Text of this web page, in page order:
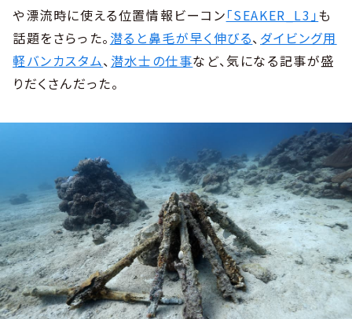
や漂流時に使える位置情報ビーコン「SEAKER_L3」も
話題をさらった。 潜ると鼻毛が早く伸びる、 ダイビング用
軽バンカスタム、 潜水士の仕事など、気になる記事が盛
りだくさんだった。